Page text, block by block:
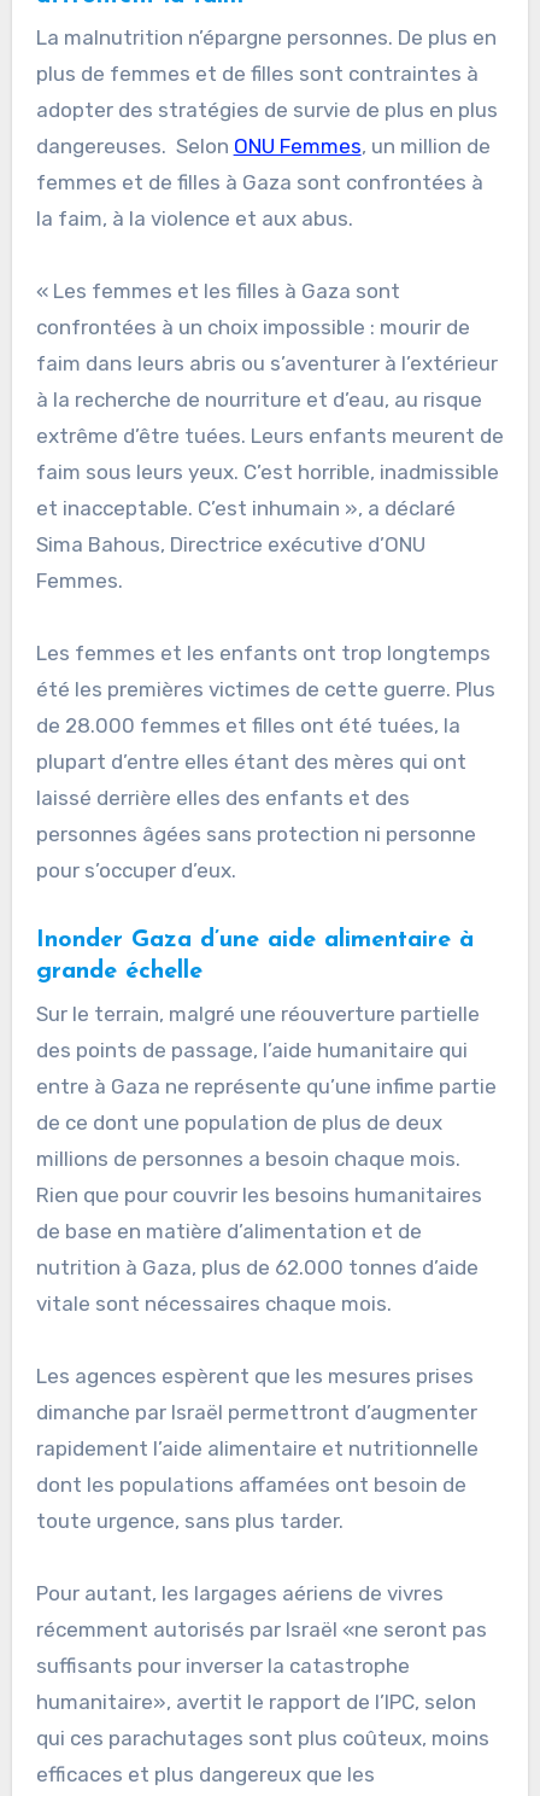
La malnutrition n’épargne personnes. De plus en
plus de femmes et de filles sont contraintes à
adopter des stratégies de survie de plus en plus
dangereuses. Selon ONU Femmes, un million de
femmes et de filles à Gaza sont confrontées à
la faim, à la violence et aux abus.
« Les femmes et les filles à Gaza sont
confrontées à un choix impossible : mourir de
faim dans leurs abris ou s’aventurer à l’extérieur
à la recherche de nourriture et d’eau, au risque
extrême d’être tuées. Leurs enfants meurent de
faim sous leurs yeux. C’est horrible, inadmissible
et inacceptable. C’est inhumain », a déclaré
Sima Bahous, Directrice exécutive d’ONU
Femmes.
Les femmes et les enfants ont trop longtemps
été les premières victimes de cette guerre. Plus
de 28.000 femmes et filles ont été tuées, la
plupart d’entre elles étant des mères qui ont
laissé derrière elles des enfants et des
personnes âgées sans protection ni personne
pour s’occuper d’eux.
Inonder Gaza d’une aide alimentaire à
grande échelle
Sur le terrain, malgré une réouverture partielle
des points de passage, l’aide humanitaire qui
entre à Gaza ne représente qu’une infime partie
de ce dont une population de plus de deux
millions de personnes a besoin chaque mois.
Rien que pour couvrir les besoins humanitaires
de base en matière d’alimentation et de
nutrition à Gaza, plus de 62.000 tonnes d’aide
vitale sont nécessaires chaque mois.
Les agences espèrent que les mesures prises
dimanche par Israël permettront d’augmenter
rapidement l’aide alimentaire et nutritionnelle
dont les populations affamées ont besoin de
toute urgence, sans plus tarder.
Pour autant, les largages aériens de vivres
récemment autorisés par Israël «ne seront pas
suffisants pour inverser la catastrophe
humanitaire», avertit le rapport de l’IPC, selon
qui ces parachutages sont plus coûteux, moins
efficaces et plus dangereux que les